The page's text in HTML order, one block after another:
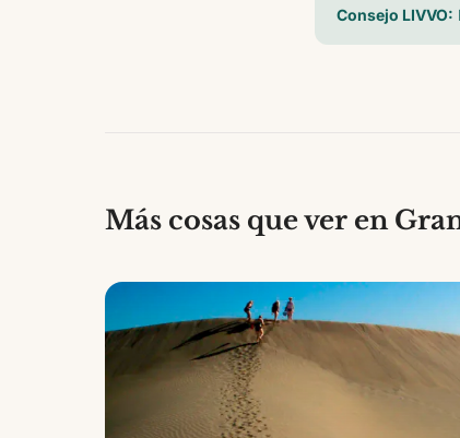
Consejo LIVVO:
Más cosas que ver en